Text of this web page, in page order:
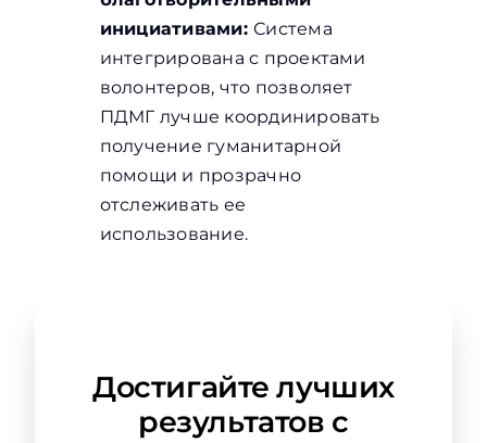
инициативами: Система
интегрирована с проектами
волонтеров, что позволяет
ПДМГ лучше координировать
получение гуманитарной
помощи и прозрачно
отслеживать ее
использование.
Достигайте лучших
результатов с